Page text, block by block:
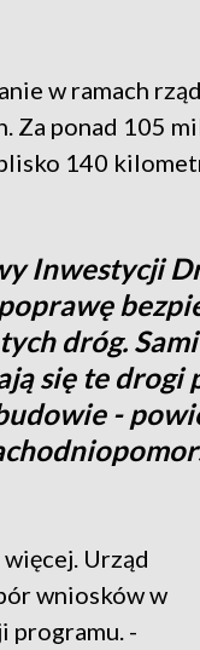
w ramach
Za ponad 105
140
Inwestycji
dróg.
się te drogi
-
Urząd
wniosków w
programu. -